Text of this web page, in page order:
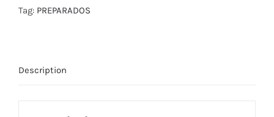
Tag: PREPARADOS
Description